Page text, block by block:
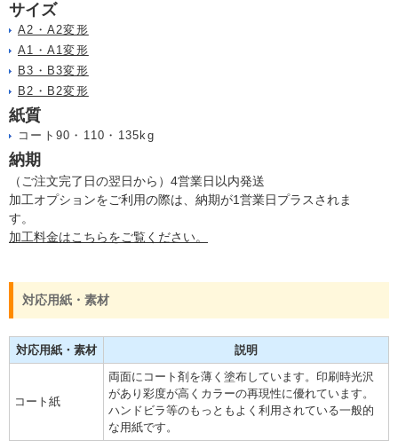
サイズ
A2・A2変形
A1・A1変形
B3・B3変形
B2・B2変形
紙質
コート90・110・135kg
納期
（ご注文完了日の翌日から）4営業日以内発送
加工オプションをご利用の際は、納期が1営業日プラスされま
す。
加工料金はこちらをご覧ください。
対応用紙・素材
対応用紙・素材 説明
コート紙
両面にコート剤を薄く塗布しています。印刷時光沢
があり彩度が高くカラーの再現性に優れています。
ハンドビラ等のもっともよく利用されている一般的
な用紙です。